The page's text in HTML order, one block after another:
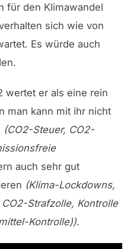
für den Klimawandel
sich wie von
Es würde auch
wertet er als eine rein
man kann mit ihr nicht
(CO2-Steuer, CO2-
auch sehr gut
(Klima-Lockdowns,
Strafzolle, Kontrolle
Kontrolle)).